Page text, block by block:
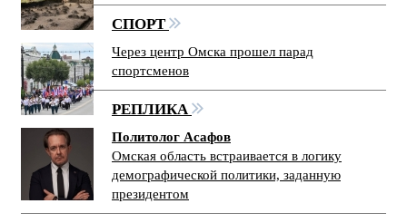
СПОРТ
Через центр Омска прошел парад
спортсменов
РЕПЛИКА
Политолог Асафов
Омская область встраивается в логику
демографической политики, заданную
президентом